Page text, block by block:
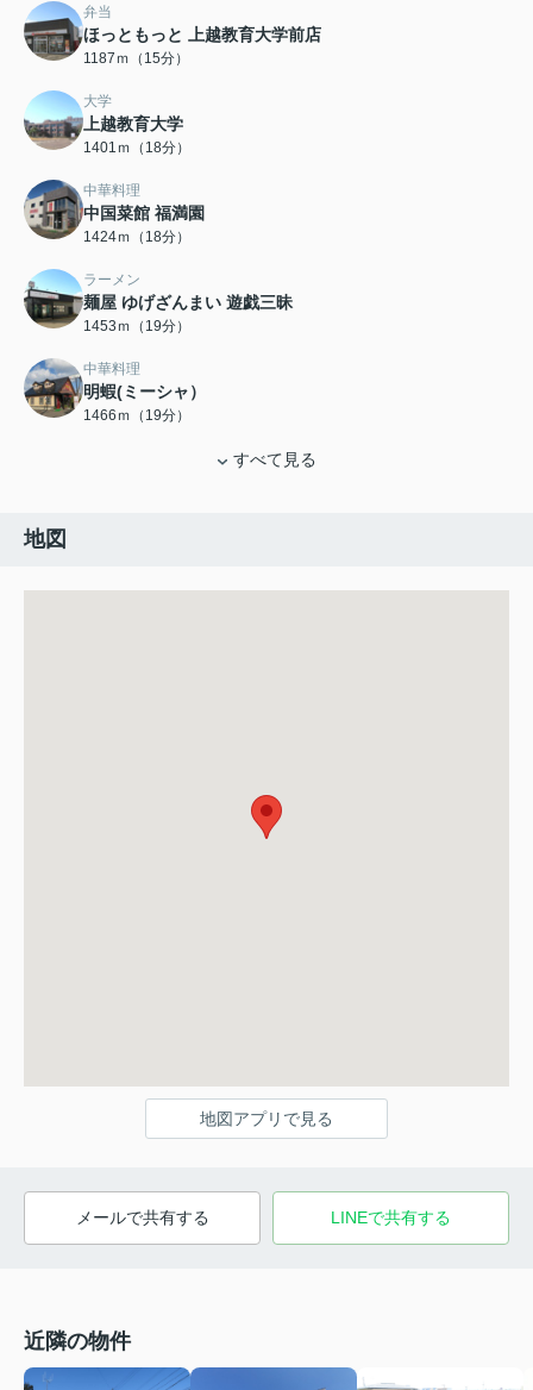
弁当
ほっともっと 上越教育大学前店
1187ｍ（15分）
大学
上越教育大学
1401ｍ（18分）
中華料理
中国菜館 福満園
1424ｍ（18分）
ラーメン
麺屋 ゆげざんまい 遊戯三昧
1453ｍ（19分）
中華料理
明蝦(ミーシャ）
1466ｍ（19分）
すべて見る
地図
地図アプリで見る
メールで共有する LINEで共有する
近隣の物件